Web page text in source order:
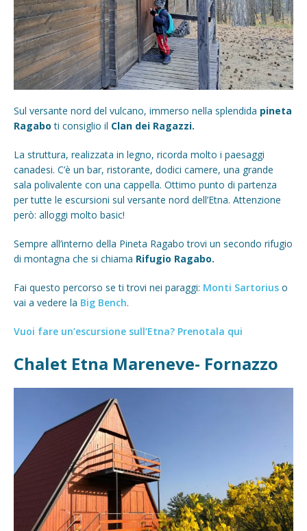
Sul versante nord del vulcano, immerso nella splendida pineta
Ragabo ti consiglio il Clan dei Ragazzi.
La struttura, realizzata in legno, ricorda molto i paesaggi
canadesi. C’è un bar, ristorante, dodici camere, una grande
sala polivalente con una cappella. Ottimo punto di partenza
per tutte le escursioni sul versante nord dell’Etna. Attenzione
però: alloggi molto basic!
Sempre all’interno della Pineta Ragabo trovi un secondo rifugio
di montagna che si chiama Rifugio Ragabo.
Fai questo percorso se ti trovi nei paraggi: Monti Sartorius o
vai a vedere la Big Bench.
Vuoi fare un’escursione sull’Etna? Prenotala qui
Chalet Etna Mareneve- Fornazzo